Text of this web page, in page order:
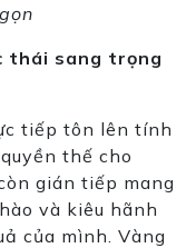
thái sang trọng
tiếp tôn lên tính
thế cho
gián tiếp mang
và kiêu hãnh
của mình. Vàng